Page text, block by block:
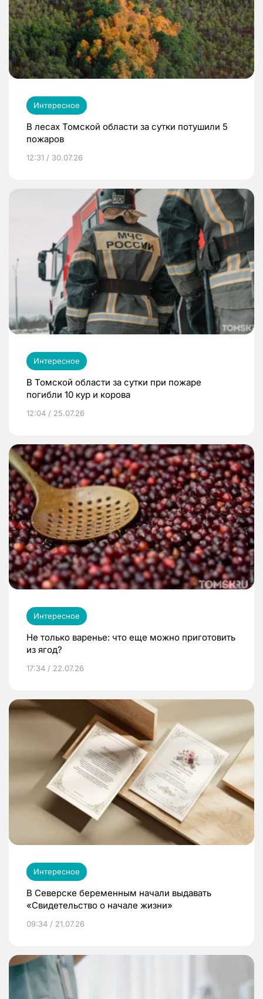
Интересное
В лесах Томской области за сутки потушили 5
пожаров
12:31 / 30.07.26
Интересное
В Томской области за сутки при пожаре
погибли 10 кур и корова
12:04 / 25.07.26
Интересное
Не только варенье: что еще можно приготовить
из ягод?
17:34 / 22.07.26
Интересное
В Северске беременным начали выдавать
«Свидетельство о начале жизни»
09:34 / 21.07.26